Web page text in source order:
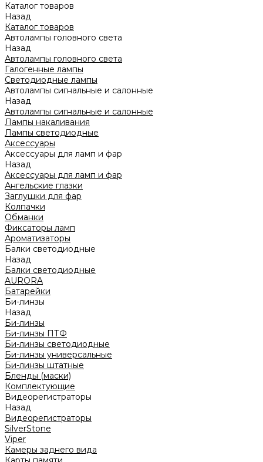
Каталог товаров
Назад
Каталог товаров
Автолампы головного света
Назад
Автолампы головного света
Галогенные лампы
Светодиодные лампы
Автолампы сигнальные и салонные
Назад
Автолампы сигнальные и салонные
Лампы накаливания
Лампы светодиодные
Аксессуары
Аксессуары для ламп и фар
Назад
Аксессуары для ламп и фар
Ангельские глазки
Заглушки для фар
Колпачки
Обманки
Фиксаторы ламп
Ароматизаторы
Балки светодиодные
Назад
Балки светодиодные
AURORA
Батарейки
Би-линзы
Назад
Би-линзы
Би-линзы ПТФ
Би-линзы светодиодные
Би-линзы универсальные
Би-линзы штатные
Бленды (маски)
Комплектующие
Видеорегистраторы
Назад
Видеорегистраторы
SilverStone
Viper
Камеры заднего вида